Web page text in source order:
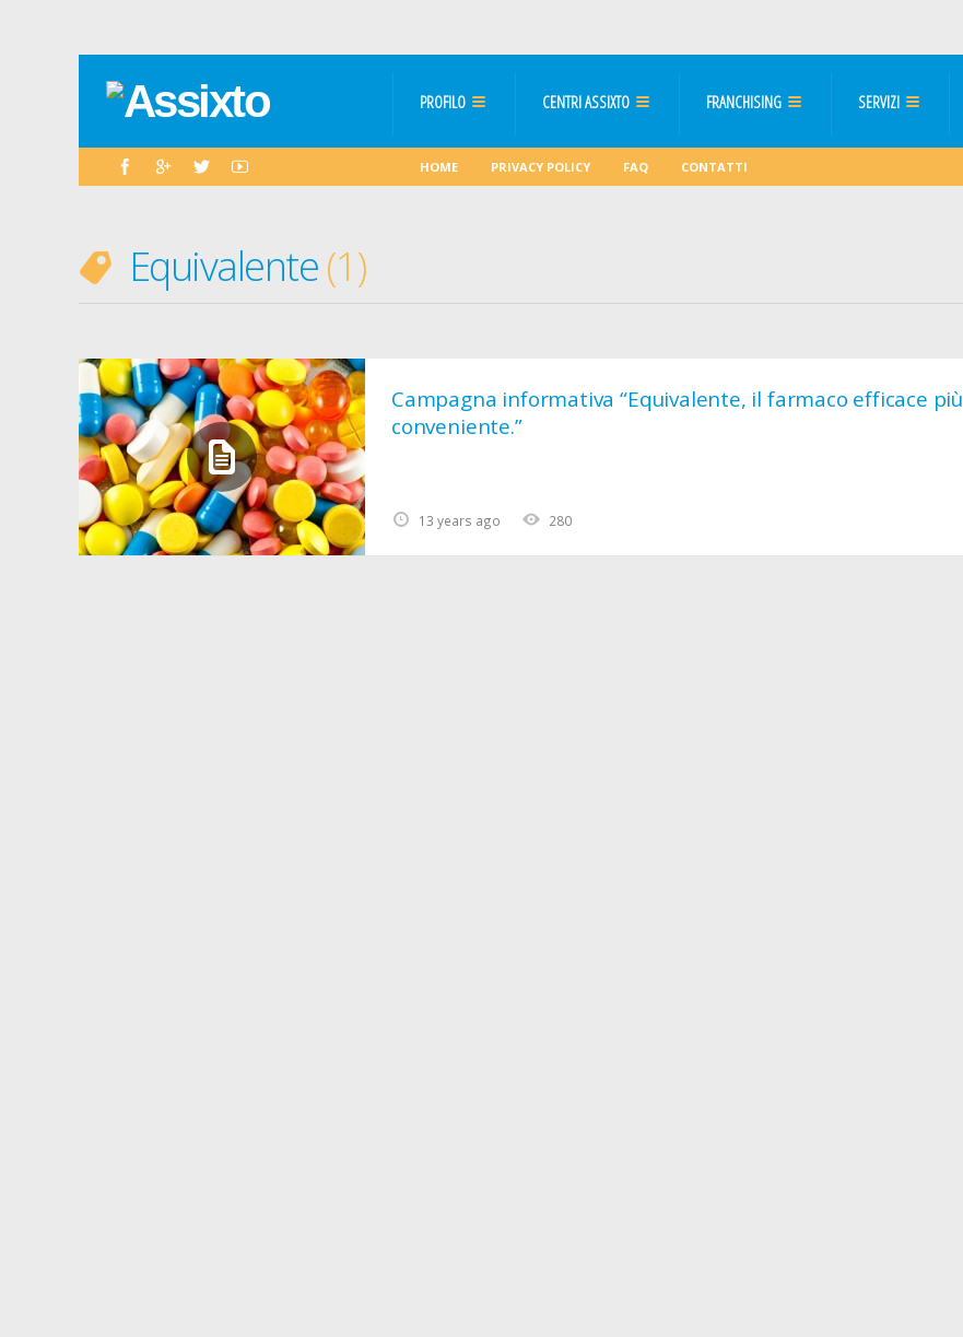
PROFILO CENTRI ASSIXTO FRANCHISING SERVIZI
HOME PRIVACY POLICY FAQ CONTATTI
Equivalente 1
13 years ago 280
Campagna informativa “Equivalente, il farmaco efficace più
conveniente.”